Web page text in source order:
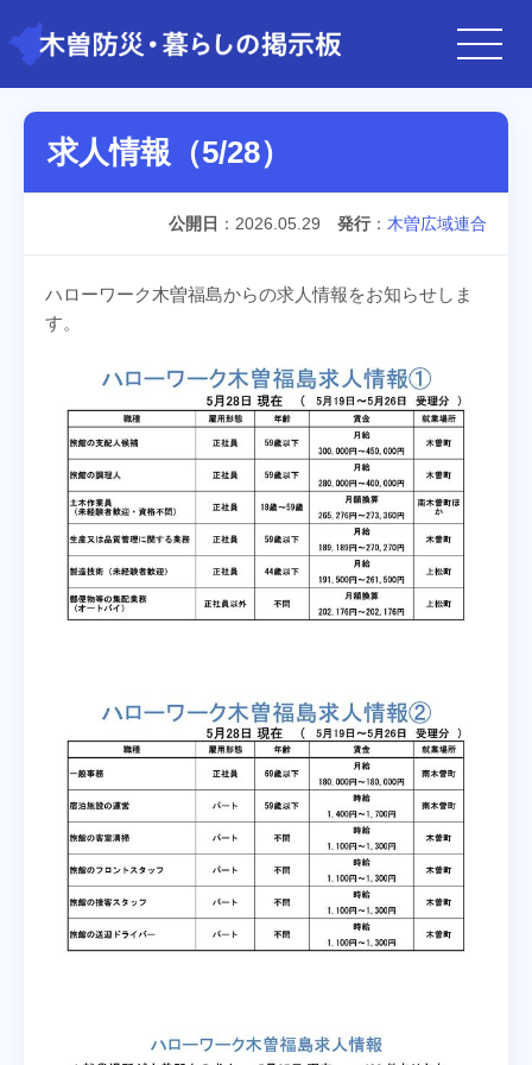
求人情報（5/28）
公開日 2026.05.29 発行 木曽広域連合
ハローワーク木曽福島からの求人情報をお知らせしま
す。